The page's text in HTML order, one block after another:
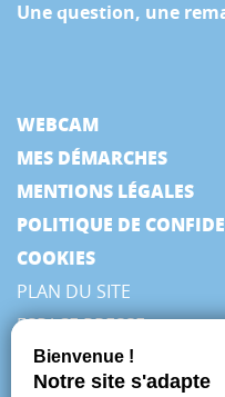
Une question, une
WEBCAM
MES DÉMARCHES
MENTIONS LÉGALES
POLITIQUE DE
COOKIES
PLAN DU SITE
ESPACE PRESSE